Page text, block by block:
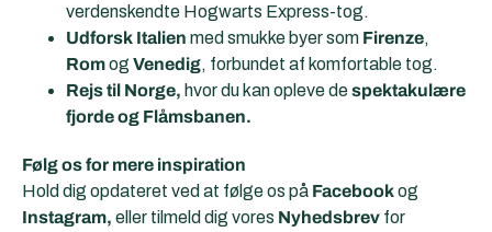
verdenskendte Hogwarts Express-tog.
Udforsk Italien med smukke byer som Firenze,
Romog Venedig, forbundet af komfortable tog.
Rejs til Norge, hvor du kan opleve despektakulære
fjorde og Flåmsbanen.
Følg os for mere inspiration
Hold dig opdateret ved at følge os på Facebookog
Instagram, eller tilmeld dig vores Nyhedsbrev for